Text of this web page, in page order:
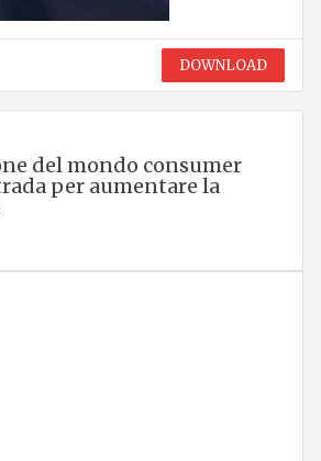
DOWNLOAD
del mondo consumer
per aumentare la